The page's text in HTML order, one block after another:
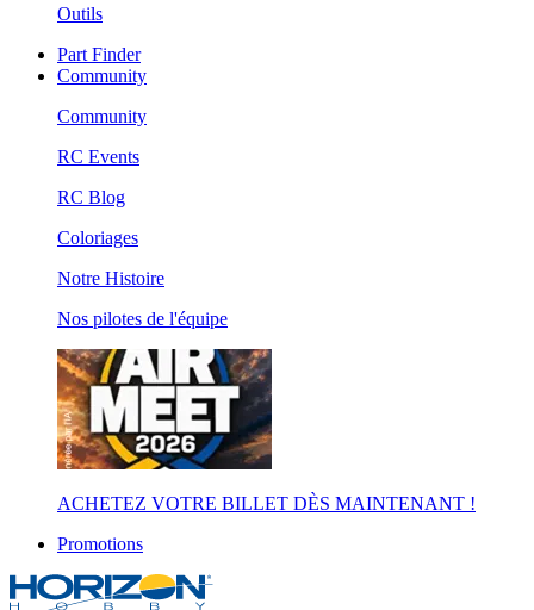
Outils
Part Finder
Community
Community
RC Events
RC Blog
Coloriages
Notre Histoire
Nos pilotes de l'équipe
ACHETEZ VOTRE BILLET DÈS MAINTENANT !
Promotions